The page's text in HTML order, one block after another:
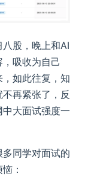
股，晚上和AI
吸收为自己
如此往复，知
再紧张了，反
大面试强度一
同学对面试的
：